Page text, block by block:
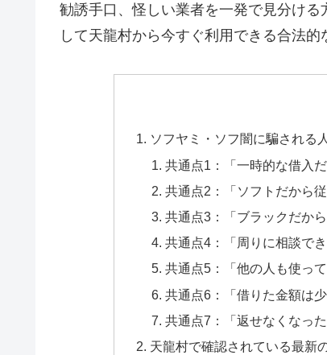
勧誘手口、怪しい業者を一発で見分け
して天龍村から今すぐ利用できる合法的
ソフヤミ・ソフ闇に騙される
共通点1：「一時的な借入
共通点2：「ソフトだから
共通点3：「ブラックだか
共通点4：「周りに相談で
共通点5：「他の人も使っ
共通点6：「借りた金額は
共通点7：「返せなくなっ
天龍村で確認されている最新